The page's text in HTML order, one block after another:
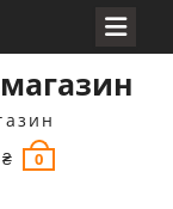
₴ 0